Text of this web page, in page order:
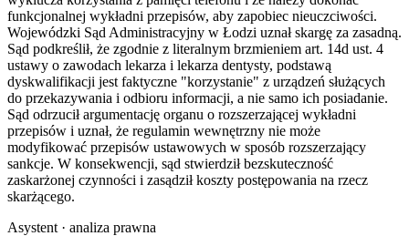
funkcjonalnej wykładni przepisów, aby zapobiec nieuczciwości.
Wojewódzki Sąd Administracyjny w Łodzi uznał skargę za zasadną.
Sąd podkreślił, że zgodnie z literalnym brzmieniem art. 14d ust. 4
ustawy o zawodach lekarza i lekarza dentysty, podstawą
dyskwalifikacji jest faktyczne "korzystanie" z urządzeń służących
do przekazywania i odbioru informacji, a nie samo ich posiadanie.
Sąd odrzucił argumentację organu o rozszerzającej wykładni
przepisów i uznał, że regulamin wewnętrzny nie może
modyfikować przepisów ustawowych w sposób rozszerzający
sankcje. W konsekwencji, sąd stwierdził bezskuteczność
zaskarżonej czynności i zasądził koszty postępowania na rzecz
skarżącego.
Asystent · analiza prawna